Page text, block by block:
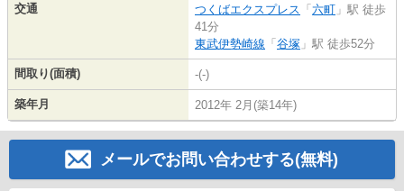
交通
つくばエクスプレス 「六町 」駅 徒歩
41分
東武伊勢崎線 「谷塚 」駅 徒歩52分
間取り(面積) -(-)
築年月 2012年 2月(築14年)
メールでお問い合わせする(無料)